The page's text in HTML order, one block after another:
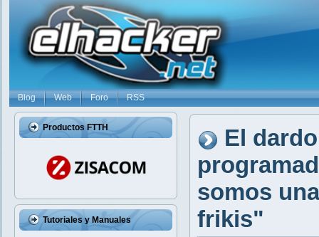
Blog Web Foro RSS
Productos FTTH
Tutoriales y Manuales
El
somos
frikis"